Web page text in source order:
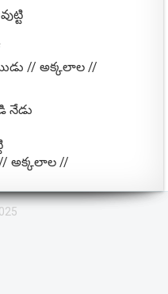
// అక్కలాల //
నేడు
// అక్కలాల //